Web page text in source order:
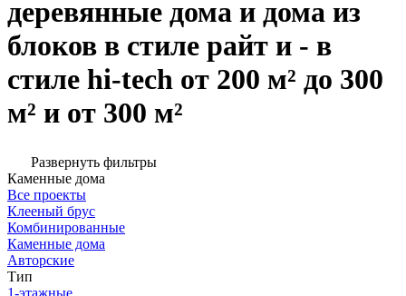
деревянные дома и дома из
блоков в стиле райт и - в
стиле hi-tech от 200 м² до 300
м² и от 300 м²
Развернуть фильтры
Каменные дома
Все проекты
Клееный брус
Комбинированные
Каменные дома
Авторские
Тип